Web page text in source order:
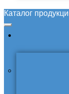
Каталог